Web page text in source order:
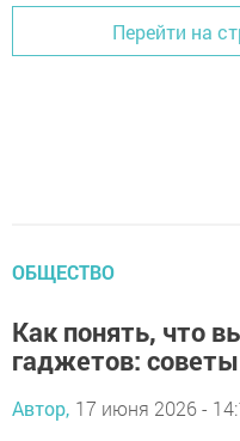
Перейти на
ОБЩЕСТВО
Как понять, что
гаджетов: советы
Автор, 17 июня 2026 -